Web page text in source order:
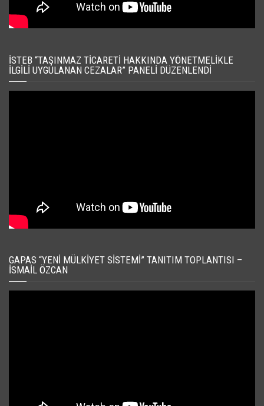
İSTEB “TAŞINMAZ TICARETI HAKKINDA YÖNETMELIKLE
İLGILI UYGULANAN CEZALAR” PANELI DÜZENLENDI
GAPAS “YENI MÜLKIYET SISTEMI” TANITIM TOPLANTISI –
İSMAIL ÖZCAN